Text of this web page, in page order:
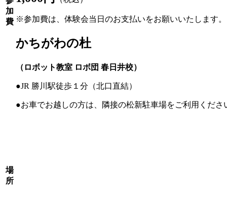
加
費 ※参加費は、体験会当日のお支払いをお願いいたします。
場
所
かちがわの杜
（ロボット教室 ロボ団 春日井校）
●JR 勝川駅徒歩１分（北口直結）
●お車でお越しの方は、隣接の松新駐車場をご利用くださ